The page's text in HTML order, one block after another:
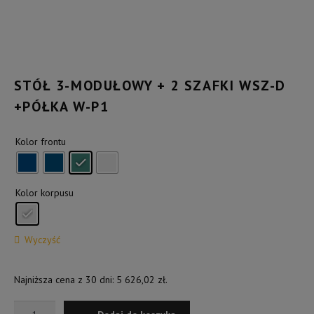
STÓŁ 3-MODUŁOWY + 2 SZAFKI WSZ-D
+PÓŁKA W-P1
Kolor frontu
Kolor korpusu
Wyczyść
Najniższa cena z 30 dni: 5 626,02 zł.